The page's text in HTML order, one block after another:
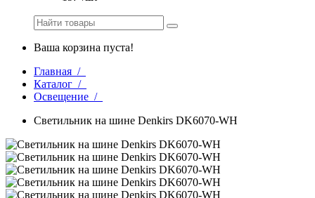
Ваша корзина пуста!
Главная /
Каталог /
Освещение /
Светильник на шине Denkirs DK6070-WH